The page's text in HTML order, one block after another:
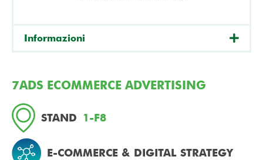
Informazioni
7ADS ECOMMERCE ADVERTISING
STAND 1-F8
E-COMMERCE & DIGITAL STRATEGY